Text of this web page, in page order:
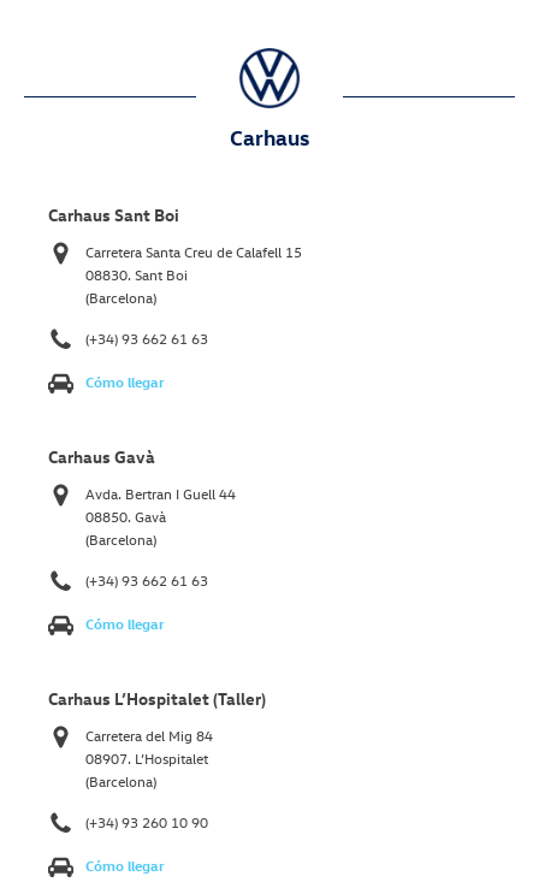
Carhaus
Carhaus Sant Boi
Carretera Santa Creu de Calafell 15
08830. Sant Boi
(Barcelona)
(+34) 93 662 61 63
Cómo llegar
Carhaus Gavà
Avda. Bertran I Guell 44
08850. Gavà
(Barcelona)
(+34) 93 662 61 63
Cómo llegar
Carhaus L’Hospitalet (Taller)
Carretera del Mig 84
08907. L’Hospitalet
(Barcelona)
(+34) 93 260 10 90
Cómo llegar